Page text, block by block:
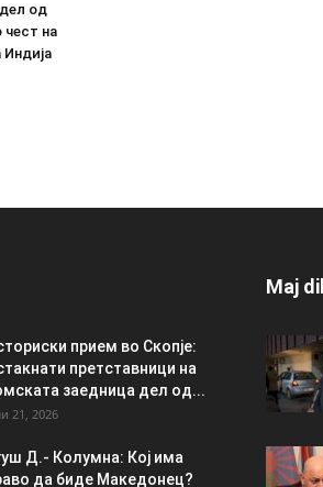
од
чест на
прием во Скопје:
претставници на
заедница дел од...
21, 2026
Д.- Колумна: Кој има
да биде Македонец?
Maj